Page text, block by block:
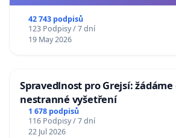
42 743 podpisů
123 Podpisy / 7 dní
19 May 2026
Spravedlnost pro Grejsí:
nestranné vyšetření
1 678 podpisů
116 Podpisy / 7 dní
22 Jul 2026